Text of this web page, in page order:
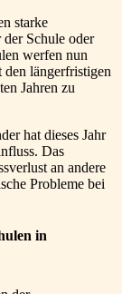
starke
Schule oder
werfen nun
längerfristigen
Jahren zu
hat dieses Jahr
Das
an andere
Probleme bei
in